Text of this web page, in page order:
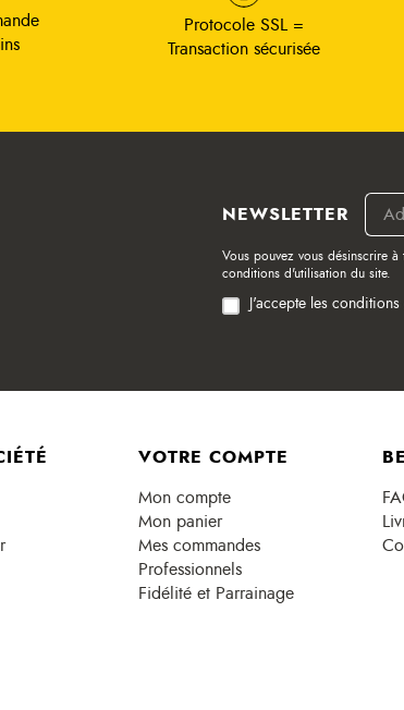
Protocole SSL =
Transaction sécurisée
NEWSLETTER
Vous pouvez vous désinscrire
conditions d'utilisation du site.
J'accepte les
VOTRE COMPTE
Mon compte
Mon panier
Mes commandes
Professionnels
Fidélité et Parrainage